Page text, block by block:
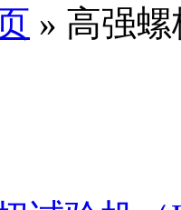
» 高强